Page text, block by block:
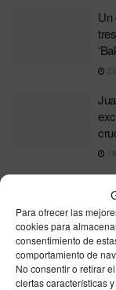
Para ofrecer las
cookies para
consentimiento de
comportamiento de
No consentir o retirar
ciertas características
Un